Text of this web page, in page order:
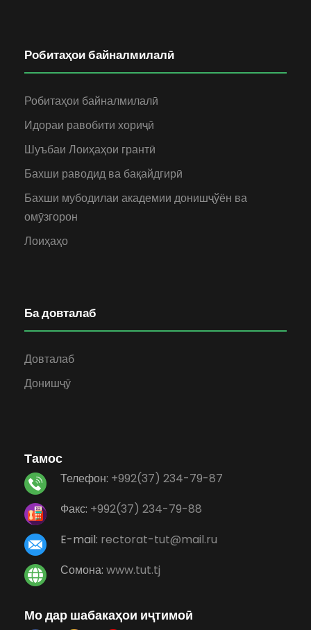
Робитаҳои байналмилалӣ
Робитаҳои байналмилалӣ
Идораи равобити хориҷӣ
Шуъбаи Лоиҳаҳои грантӣ
Бахши раводид ва бақайдгирӣ
Бахши мубодилаи академии донишҷўён ва
омӯзгорон
Лоиҳаҳо
Ба довталаб
Довталаб
Донишҷӯ
Тамос
Телефон: +992(37) 234-79-87
Факс: +992(37) 234-79-88
E-mail: rectorat-tut@mail.ru
Сомона: www.tut.tj
Мо дар шабакаҳои иҷтимоӣ